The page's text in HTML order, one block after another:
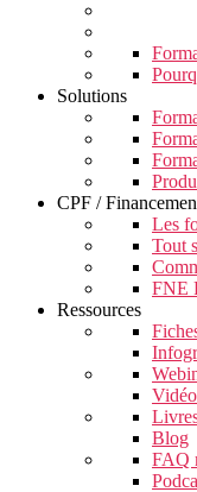
Solutions
CPF /
Les
Tout
FNE
Ressources
Blog
FAQ